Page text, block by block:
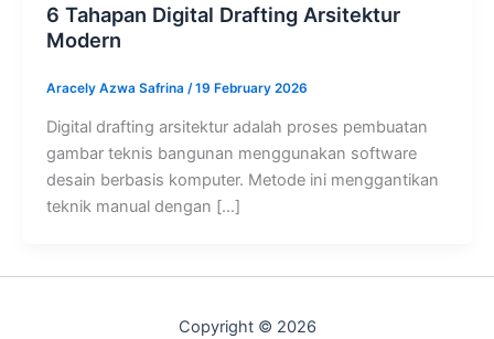
6 Tahapan Digital Drafting Arsitektur
Modern
Aracely Azwa Safrina /19 February 2026
Digital drafting arsitektur adalah proses pembuatan
gambar teknis bangunan menggunakan software
desain berbasis komputer. Metode ini menggantikan
teknik manual dengan […]
Copyright © 2026